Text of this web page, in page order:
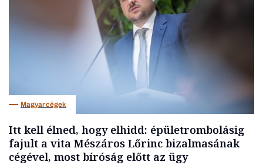
Magyar cégek
Itt kell élned, hogy elhidd: épületrombolásig
fajult a vita Mészáros Lőrinc bizalmasának
cégével, most bíróság előtt az ügy